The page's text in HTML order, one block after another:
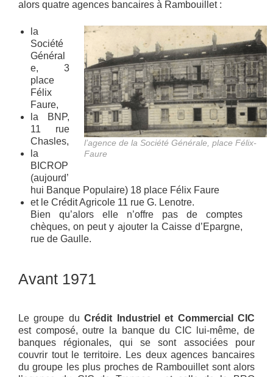
alors quatre agences bancaires à Rambouillet :
l’agence de la Société Générale, place Félix-
Faure
la
Société
Général
e, 3
place
Félix
Faure,
la BNP,
11 rue
Chasles,
la
BICROP
(aujourd’
hui Banque Populaire) 18 place Félix Faure
et le Crédit Agricole 11 rue G. Lenotre.
Bien qu’alors elle n’offre pas de comptes
chèques, on peut y ajouter la Caisse d’Epargne,
rue de Gaulle.
Avant 1971
Le groupe duCrédit Industriel et Commercial CIC
est composé, outre la banque du CIC lui-même, de
banques régionales, qui se sont associées pour
couvrir tout le territoire. Les deux agences bancaires
du groupe les plus proches de Rambouillet sont alors